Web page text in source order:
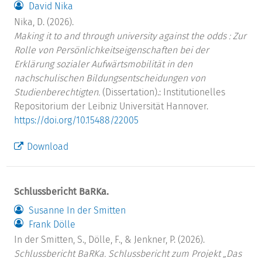
David Nika
Nika, D. (2026).
Making it to and through university against the odds : Zur
Rolle von Persönlichkeitseigenschaften bei der
Erklärung sozialer Aufwärtsmobilität in den
nachschulischen Bildungsentscheidungen von
Studienberechtigten. (Dissertation).: Institutionelles
Repositorium der Leibniz Universität Hannover.
https://doi.org/10.15488/22005
Download
Schlussbericht BaRKa.
Susanne In der Smitten
Frank Dölle
In der Smitten, S., Dölle, F., & Jenkner, P. (2026).
Schlussbericht BaRKa. Schlussbericht zum Projekt „Das